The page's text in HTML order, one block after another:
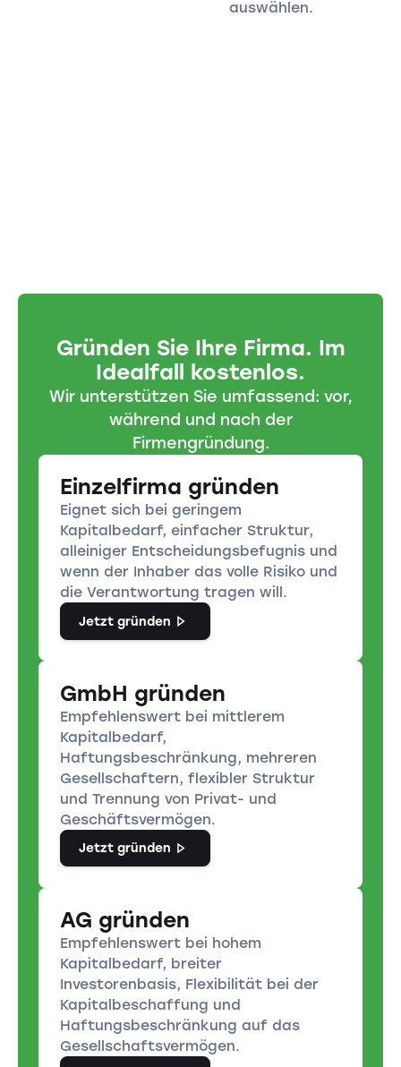
auswählen.
Gründen Sie Ihre Firma. Im
Idealfall kostenlos.
Wir unterstützen Sie umfassend: vor,
während und nach der
Firmengründung.
Einzelfirma gründen
Eignet sich bei geringem
Kapitalbedarf, einfacher Struktur,
alleiniger Entscheidungsbefugnis und
wenn der Inhaber das volle Risiko und
die Verantwortung tragen will.
Jetzt gründen
GmbH gründen
Empfehlenswert bei mittlerem
Kapitalbedarf,
Haftungsbeschränkung, mehreren
Gesellschaftern, flexibler Struktur
und Trennung von Privat- und
Geschäftsvermögen.
Jetzt gründen
AG gründen
Empfehlenswert bei hohem
Kapitalbedarf, breiter
Investorenbasis, Flexibilität bei der
Kapitalbeschaffung und
Haftungsbeschränkung auf das
Gesellschaftsvermögen.